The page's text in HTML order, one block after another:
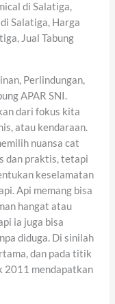
di Salatiga,
Salatiga, Harga
Jual Tabung
Perlindungan,
APAR SNI.
dari fokus kita
atau kendaraan.
nuansa cat
dan praktis, tetapi
keselamatan
Api memang bisa
hangat atau
ia juga bisa
diduga. Di sinilah
dan pada titik
2011 mendapatkan